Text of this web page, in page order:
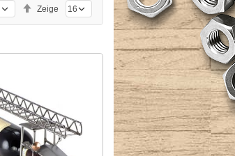
Zeige
Absteigend
sortieren